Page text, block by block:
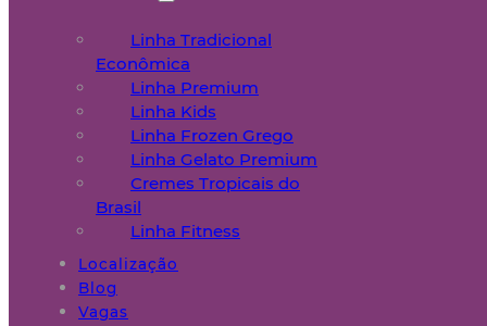
Linha Tradicional
Econômica
Linha Premium
Linha Kids
Linha Frozen Grego
Linha Gelato Premium
Cremes Tropicais do
Brasil
Linha Fitness
Localização
Blog
Vagas